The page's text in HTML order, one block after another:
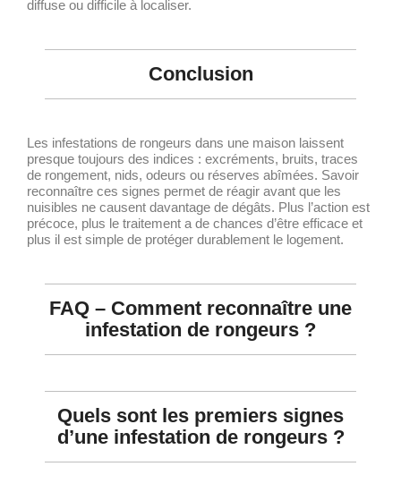
diffuse ou difficile à localiser.
Conclusion
Les infestations de rongeurs dans une maison laissent
presque toujours des indices : excréments, bruits, traces
de rongement, nids, odeurs ou réserves abîmées. Savoir
reconnaître ces signes permet de réagir avant que les
nuisibles ne causent davantage de dégâts. Plus l’action est
précoce, plus le traitement a de chances d’être efficace et
plus il est simple de protéger durablement le logement.
FAQ – Comment reconnaître une
infestation de rongeurs ?
Quels sont les premiers signes
d’une infestation de rongeurs ?